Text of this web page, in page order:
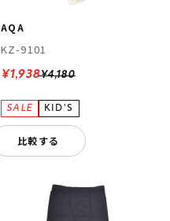
AQA
KZ-9101
¥4,180
¥1,938
比較する